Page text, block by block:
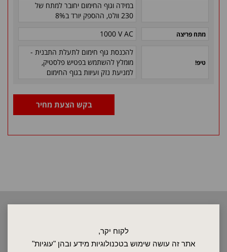
לקוח יקר,
אתר זה עושה שימוש בטכנולוגיות מידע ובהן "עוגיות"
במידה וגוף החימום יחובר למתח של
230 וולט, ההספק יורד ב8%
מתח פריצה 1000 V AC
טיפ!
להכנסת גוף חימום לתעלת התבנית -
מומלץ להשתמש בפטיש פלסטיק,
למניעת נזק ועיוות בגוף החימום
בקש הצעת מחיר